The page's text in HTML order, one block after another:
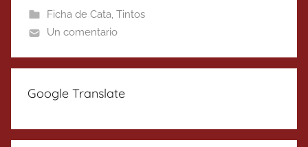
Ficha de Cata, Tintos
Un comentario
Google Translate